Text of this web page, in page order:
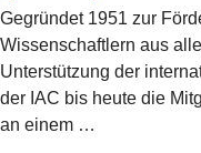
Gegründet 1951 zur
Wissenschaftlern aus
Unterstützung der
der IAC bis heute die
an einem …